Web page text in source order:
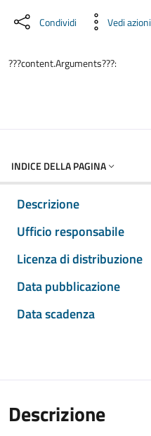
Condividi Vedi azioni
???content.Arguments???:
INDICE DELLA PAGINA
Descrizione
Ufficio responsabile
Licenza di distribuzione
Data pubblicazione
Data scadenza
Descrizione